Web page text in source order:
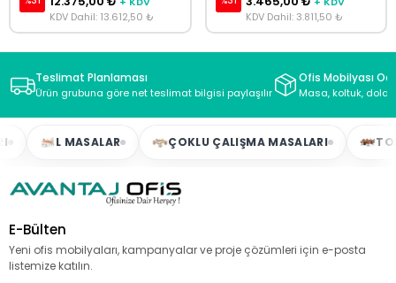
KDV Dahil: 13.612,50 ₺
KDV Dahil: 3.811,50 ₺
Teslimat Planlaması
Ürün grubuna göre net teslimat bilgisi paylaşılır
Ofis Mobilyası
Masa, koltuk,
L MASALAR ÇOKLU ÇALIŞMA MASALARI
E-Bülten
Yeni ofis mobilyaları, kampanyalar ve proje çözümleri için e-posta
listemize katılın.